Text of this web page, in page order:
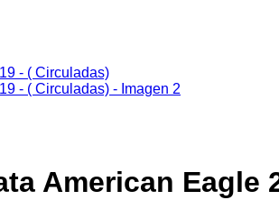
American Eagle